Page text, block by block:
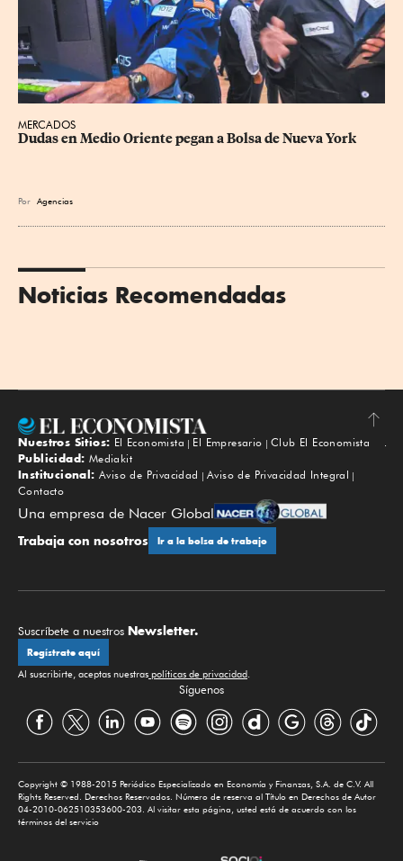
MERCADOS
Dudas en Medio Oriente pegan a Bolsa de Nueva York
Por Agencias
Noticias Recomendadas
Subir
Nuestros Sitios: El Economista El Empresario
Club El Economista
Publicidad: Mediakit
Institucional: Aviso de Privacidad
Aviso de Privacidad Integral
Contacto
Una empresa de Nacer Global
Trabaja con nosotros Ir a la bolsa de trabajo
Suscríbete a nuestros Newsletter.
Regístrate aquí
Al suscribirte, aceptas nuestras políticas de privacidad.
Síguenos
Copyright © 1988-2015 Periódico Especializado en Economía y Finanzas, S.A. de C.V. All
Rights Reserved. Derechos Reservados. Número de reserva al Título en Derechos de Autor
04-2010-062510353600-203. Al visitar esta página, usted está de acuerdo con los
términos del servicio